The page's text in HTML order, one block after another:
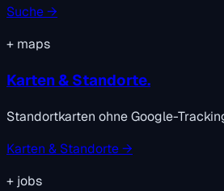
Suche →
+ maps
Karten & Standorte.
Standortkarten ohne Google-
Karten & Standorte →
+ jobs